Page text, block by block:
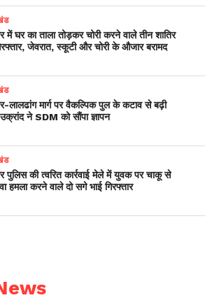
में घर का ताला तोड़कर चोरी करने वाले तीन शातिर
जेवरात, स्कूटी और चोरी के औजार बरामद
लालढांग मार्ग पर वैकल्पिक पुल के कटाव से बढ़ी
ने SDM को सौंपा ज्ञापन
पुलिस की त्वरित कार्रवाई मेले में युवक पर चाकू से
हमला करने वाले दो सगे भाई गिरफ्तार